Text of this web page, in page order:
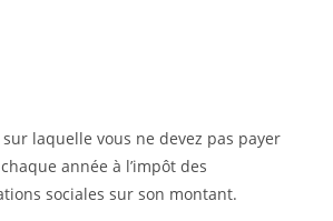
laquelle vous ne devez pas payer
année à l’impôt des
sociales sur son montant.